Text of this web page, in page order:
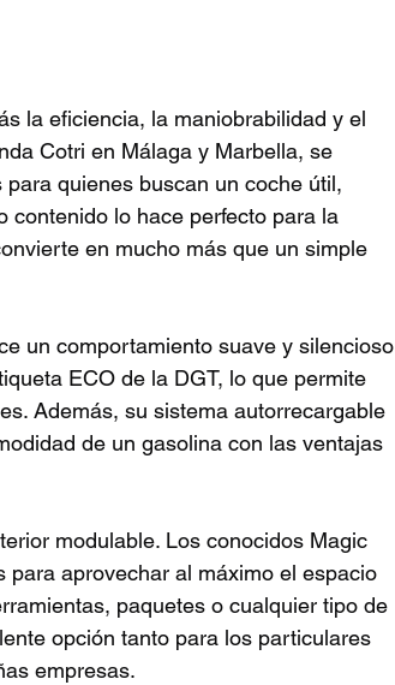
la eficiencia, la maniobrabilidad y el
Cotri en Málaga y Marbella, se
quienes buscan un coche útil,
contenido lo hace perfecto para la
en mucho más que un simple
un comportamiento suave y silencioso
ECO de la DGT, lo que permite
Además, su sistema autorrecargable
de un gasolina con las ventajas
modulable. Los conocidos Magic
aprovechar al máximo el espacio
paquetes o cualquier tipo de
opción tanto para los particulares
empresas.